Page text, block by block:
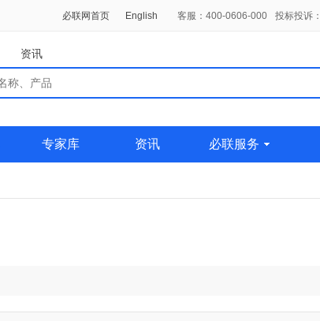
必联网首页 English 客服：400-0606-000 投标投诉
资讯
专家库 资讯 必联服务